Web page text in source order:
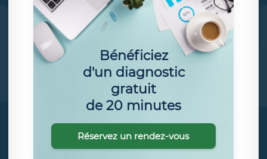
Bénéficiez
d'un diagnostic
gratuit
de 20 minutes
Réservez un rendez-vous